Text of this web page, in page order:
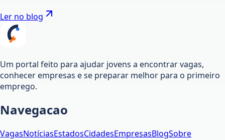
Ler no blog
Um portal feito para ajudar jovens a encontrar vagas,
conhecer empresas e se preparar melhor para o primeiro
emprego.
Navegacao
VagasNotíciasEstadosCidadesEmpresasBlogSobre